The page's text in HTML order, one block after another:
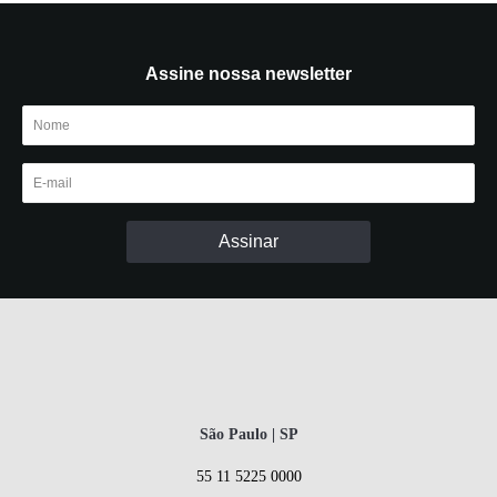
Assine nossa newsletter
São Paulo | SP
55 11 5225 0000